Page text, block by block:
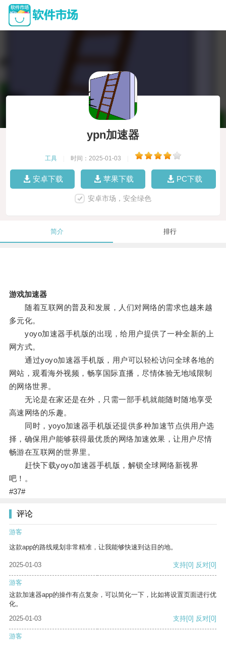
ypn加速器
工具 时间：2025-01-03
安卓下载 苹果下载 PC下载
安卓市场，安全绿色
简介 排行
游戏加速器
随着互联网的普及和发展，人们对网络的需求也越来越
多元化。
yoyo加速器手机版的出现，给用户提供了一种全新的上
网方式。
通过yoyo加速器手机版，用户可以轻松访问全球各地的
网站，观看海外视频，畅享国际直播，尽情体验无地域限制
的网络世界。
无论是在家还是在外，只需一部手机就能随时随地享受
高速网络的乐趣。
同时，yoyo加速器手机版还提供多种加速节点供用户选
择，确保用户能够获得最优质的网络加速效果，让用户尽情
畅游在互联网的世界里。
赶快下载yoyo加速器手机版，解锁全球网络新视界
吧！。
#37#
评论
游客
这款app的路线规划非常精准，让我能够快速到达目的地。
2025-01-03 支持[0] 反对[0]
游客
这款加速器app的操作有点复杂，可以简化一下，比如将设置页面进行优
化。
2025-01-03
支持[0] 反对[0]
游客